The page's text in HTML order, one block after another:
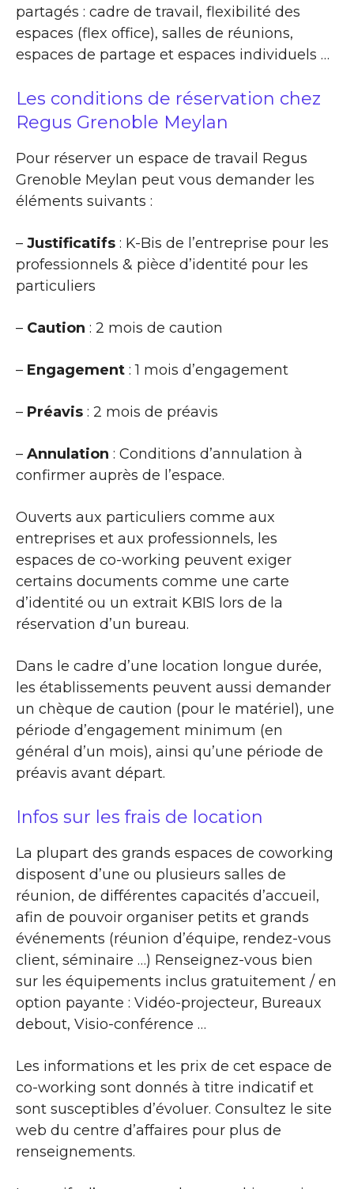
partagés : cadre de travail, flexibilité des
espaces (flex office), salles de réunions,
espaces de partage et espaces individuels …
Les conditions de réservation chez
Regus Grenoble Meylan
Pour réserver un espace de travail Regus
Grenoble Meylan peut vous demander les
éléments suivants :
– Justificatifs : K-Bis de l’entreprise pour les
professionnels & pièce d’identité pour les
particuliers
– Caution : 2 mois de caution
– Engagement : 1 mois d’engagement
– Préavis : 2 mois de préavis
– Annulation : Conditions d’annulation à
confirmer auprès de l’espace.
Ouverts aux particuliers comme aux
entreprises et aux professionnels, les
espaces de co-working peuvent exiger
certains documents comme une carte
d’identité ou un extrait KBIS lors de la
réservation d’un bureau.
Dans le cadre d’une location longue durée,
les établissements peuvent aussi demander
un chèque de caution (pour le matériel), une
période d’engagement minimum (en
général d’un mois), ainsi qu’une période de
préavis avant départ.
Infos sur les frais de location
La plupart des grands espaces de coworking
disposent d’une ou plusieurs salles de
réunion, de différentes capacités d’accueil,
afin de pouvoir organiser petits et grands
événements (réunion d’équipe, rendez-vous
client, séminaire …) Renseignez-vous bien
sur les équipements inclus gratuitement / en
option payante : Vidéo-projecteur, Bureaux
debout, Visio-conférence …
Les informations et les prix de cet espace de
co-working sont donnés à titre indicatif et
sont susceptibles d’évoluer. Consultez le site
web du centre d’affaires pour plus de
renseignements.